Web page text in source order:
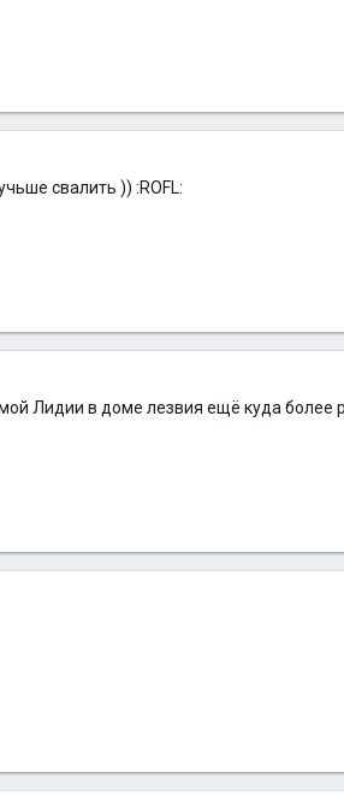
свалить )) :ROFL:
Лидии в доме лезвия ещё куда более